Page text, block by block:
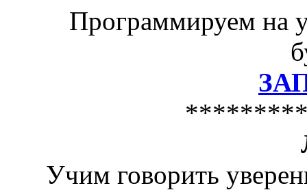
Программируем на
Учим говорить